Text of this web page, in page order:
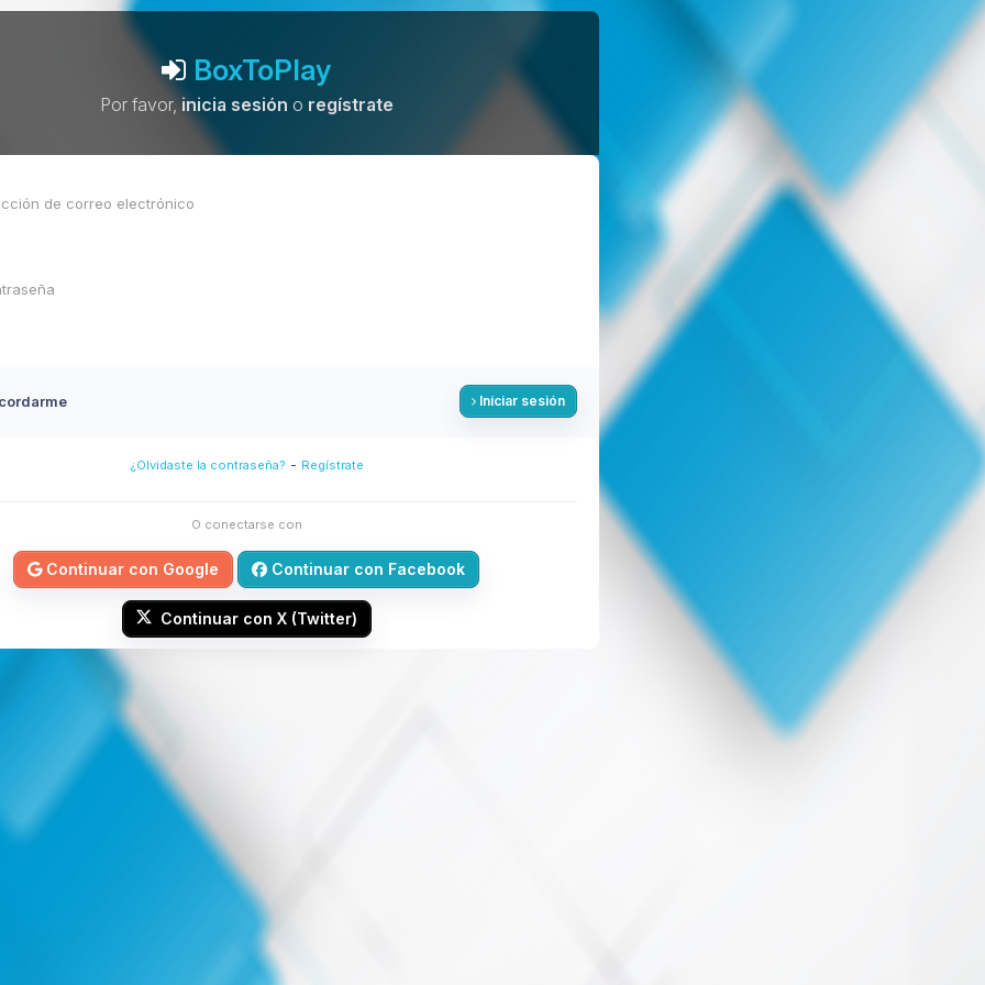
BoxToPlay
Por favor,inicia sesión o regístrate
Iniciar sesión
¿Olvidaste la contraseña? - Regístrate
O conectarse con
Continuar con Google Continuar con Facebook
Continuar con X (Twitter)